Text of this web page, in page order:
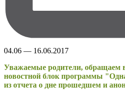
04.06 — 16.06.2017
Уважаемые родители, обращаем
новостной блок программы
из отчета о дне прошедшем и